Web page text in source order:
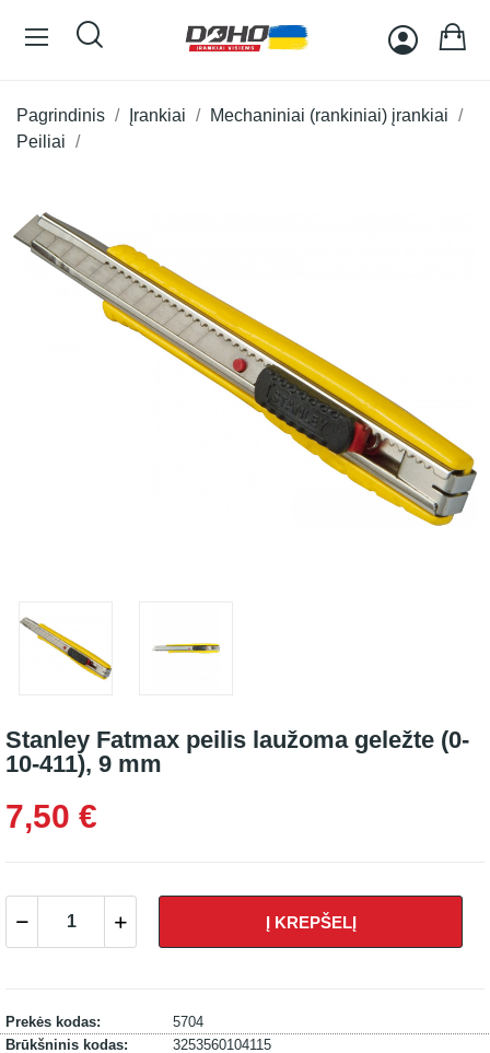
Pagrindinis Įrankiai
Mechaniniai (rankiniai) įrankiai
Peiliai
Stanley Fatmax peilis laužoma geležte (0-
10-411), 9 mm
7,50 €
Į KREPŠELĮ
Prekės kodas:
5704
Brūkšninis kodas:
3253560104115